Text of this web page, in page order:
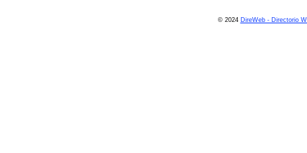
© 2024 DireWeb - Directorio